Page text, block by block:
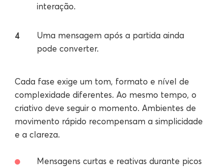
interação.
Uma mensagem após a partida ainda
pode converter.
Cada fase exige um tom, formato e nível de
complexidade diferentes. Ao mesmo tempo, o
criativo deve seguir o momento. Ambientes de
movimento rápido recompensam a simplicidade
e a clareza.
Mensagens curtas e reativas durante picos